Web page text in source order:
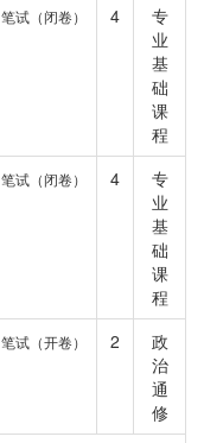
笔试（闭卷） 4
专
业
基
础
课
程
笔试（闭卷） 4
专
业
基
础
课
程
笔试（开卷） 2
政
治
通
修